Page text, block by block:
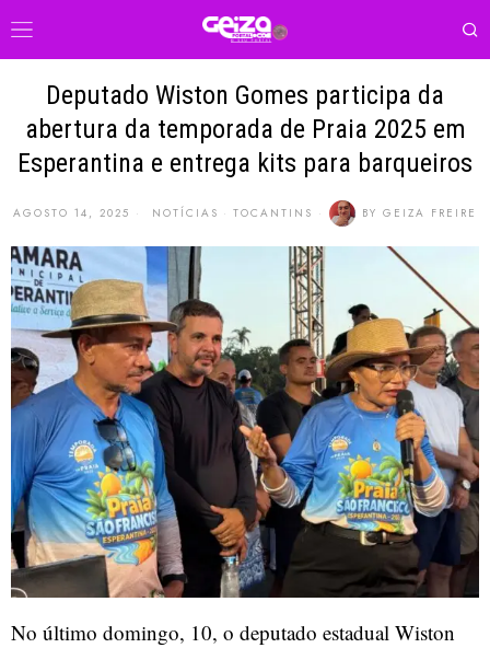
Deputado Wiston Gomes participa da
abertura da temporada de Praia 2025 em
Esperantina e entrega kits para barqueiros
AGOSTO 14, 2025 NOTÍCIAS · TOCANTINS BY GEIZA FREIRE
No último domingo, 10, o deputado estadual Wiston